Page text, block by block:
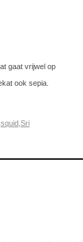
gaat vrijwel op
ook sepia.
squid Sri